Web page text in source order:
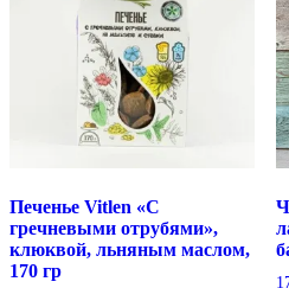
Печенье Vitlen «С
гречневыми отрубями»,
клюквой, льняным маслом,
170 гр